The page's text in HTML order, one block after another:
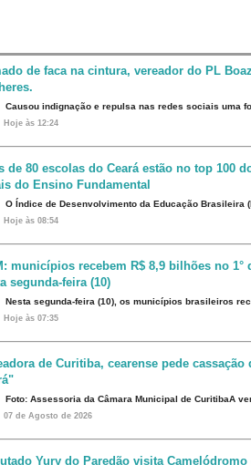
de faca na cintura, vereador do PL
Causou indignação e repulsa nas redes sociais uma
Hoje às 12:24
de 80 escolas do Ceará estão no top 100
do Ensino Fundamental
O Índice de Desenvolvimento da Educação Brasileira
Hoje às 08:54
municípios recebem R$ 8,9 bilhões no
segunda-feira (10)
Nesta segunda-feira (10), os municípios brasileiros
Hoje às 07:35
de Curitiba, cearense pede
Foto: Assessoria da Câmara Municipal de CuritibaA
07 de Agosto de 2026
Yury do Paredão visita